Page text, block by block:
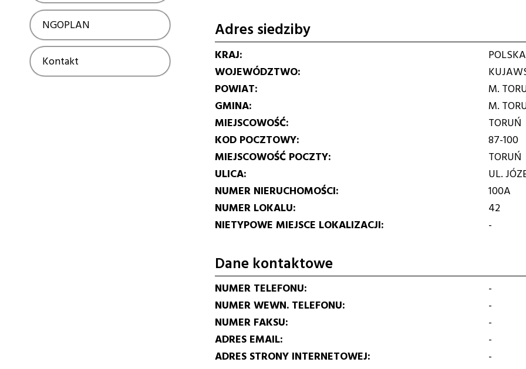
NGOPLAN Show
Kontakt Show
Adres siedziby
KRAJ
POLSKA
WOJEWÓDZTWO
POWIAT
M.
GMINA
M.
MIEJSCOWOŚĆ
TORUŃ
KOD POCZTOWY
87-100
MIEJSCOWOŚĆ POCZTY
TORUŃ
ULICA
UL.
NUMER NIERUCHOMOŚCI
100A
NUMER LOKALU
42
NIETYPOWE MIEJSCE LOKALIZACJI
-
Dane kontaktowe
NUMER TELEFONU
-
NUMER WEWN. TELEFONU
-
NUMER FAKSU
-
ADRES EMAIL
-
ADRES STRONY INTERNETOWEJ
-